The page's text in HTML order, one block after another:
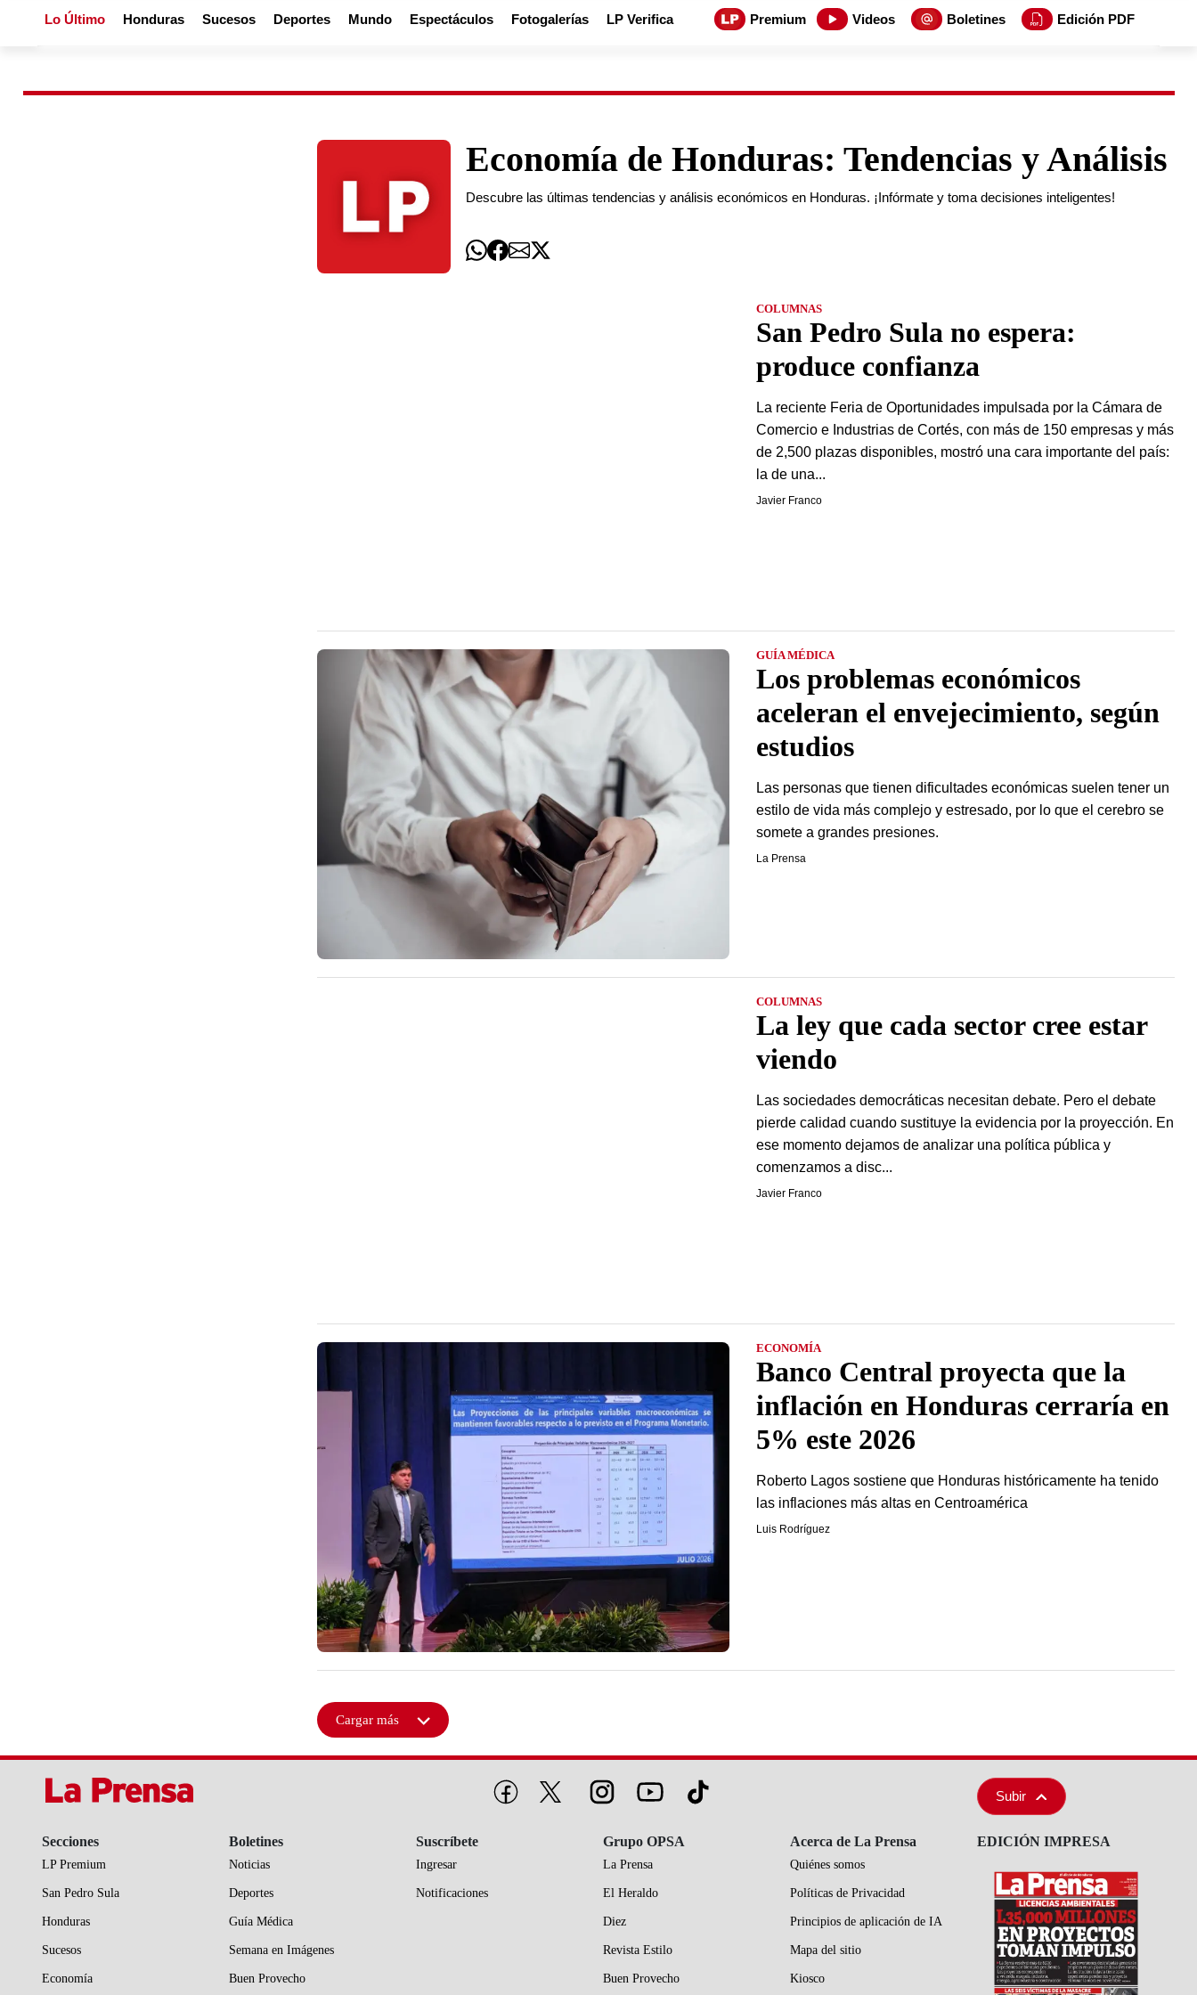
Lo Último Honduras Sucesos Deportes Mundo Espectáculos Fotogalerías LP Verifica Premium Videos Boletines Edición PDF
Economía de Honduras: Tendencias y Análisis
Descubre las últimas tendencias y análisis económicos en Honduras. ¡Infórmate y toma decisiones inteligentes!
COLUMNAS
San Pedro Sula no espera:
produce confianza
La reciente Feria de Oportunidades impulsada por la Cámara de
Comercio e Industrias de Cortés, con más de 150 empresas y más
de 2,500 plazas disponibles, mostró una cara importante del país:
la de una...
Javier Franco
GUÍA MÉDICA
Los problemas económicos
aceleran el envejecimiento, según
estudios
Las personas que tienen dificultades económicas suelen tener un
estilo de vida más complejo y estresado, por lo que el cerebro se
somete a grandes presiones.
La Prensa
COLUMNAS
La ley que cada sector cree estar
viendo
Las sociedades democráticas necesitan debate. Pero el debate
pierde calidad cuando sustituye la evidencia por la proyección. En
ese momento dejamos de analizar una política pública y
comenzamos a disc...
Javier Franco
ECONOMÍA
Banco Central proyecta que la
inflación en Honduras cerraría en
5% este 2026
Roberto Lagos sostiene que Honduras históricamente ha tenido
las inflaciones más altas en Centroamérica
Luis Rodríguez
Cargar más
Subir
Secciones
LP Premium
San Pedro Sula
Honduras
Sucesos
Economía
Boletines
Noticias
Deportes
Guía Médica
Semana en Imágenes
Buen Provecho
Suscríbete
Ingresar
Notificaciones
Grupo OPSA
La Prensa
El Heraldo
Diez
Revista Estilo
Buen Provecho
Acerca de La Prensa
Quiénes somos
Políticas de Privacidad
Principios de aplicación de IA
Mapa del sitio
Kiosco
EDICIÓN IMPRESA